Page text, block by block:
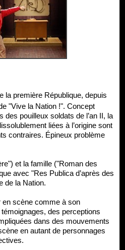
la première République, depuis
"Vive la Nation !". Concept
des pouilleux soldats de l’an II, la
liées à l’origine sont
contraires. Épineux problème
et la famille ("Roman des
avec "Res Publica d’après des
de la Nation.
en scène comme à son
des perceptions
dans des mouvements
en autant de personnages